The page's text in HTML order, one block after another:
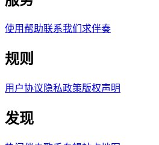
使用帮助联系我们 求伴奏
规则
用户协议 隐私政策版权声明
发现